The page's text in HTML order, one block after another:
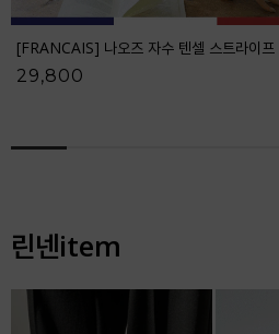
29,800
린넨item